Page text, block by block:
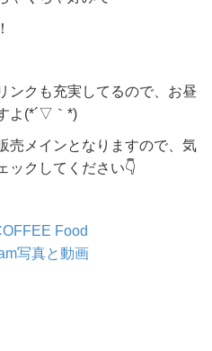
ンクも充実してるので、お昼
よ(*´▽｀*)
売メインとなりますので、気
ックしてください👇
Food
写真と動画